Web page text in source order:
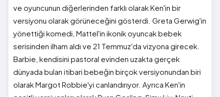
ve oyuncunun diğerlerinden farklı olarak Ken'in bir
versiyonu olarak görüneceğini gösterdi. Greta Gerwig'in
yönettiği komedi, Mattel'in ikonik oyuncak bebek
serisinden ilham aldı ve 21 Temmuz'da vizyona girecek.
Barbie, kendisini pastoral evinden uzakta gerçek
dünyada bulan itibari bebeğin birçok versiyonundan biri
olarak Margot Robbie'yi canlandırıyor. Ayrıca Ken'in